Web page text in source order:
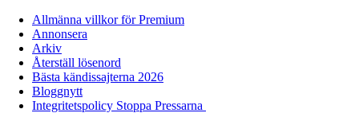
Allmänna villkor för Premium
Annonsera
Arkiv
Återställ lösenord
Bästa kändissajterna 2026
Bloggnytt
Integritetspolicy Stoppa Pressarna